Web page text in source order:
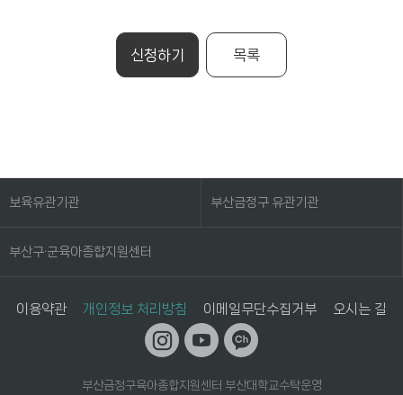
신청하기 목록
보육유관기관 부산금정구 유관기관
부산구·군육아종합지원센터
이용약관 개인정보 처리방침 이메일무단수집거부 오시는 길
부산금정구육아종합지원센터 부산대학교수탁운영